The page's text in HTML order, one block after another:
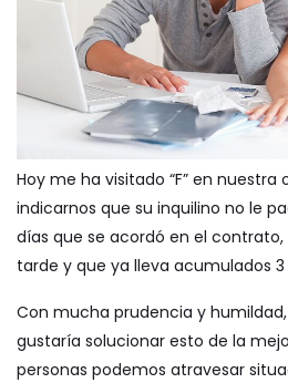
Hoy me ha visitado “F” en nuestra
indicarnos que su inquilino no le
días que se acordó en el
tarde y que ya lleva acumulados
Con mucha prudencia y
gustaría solucionar esto de la
personas podemos atravesar